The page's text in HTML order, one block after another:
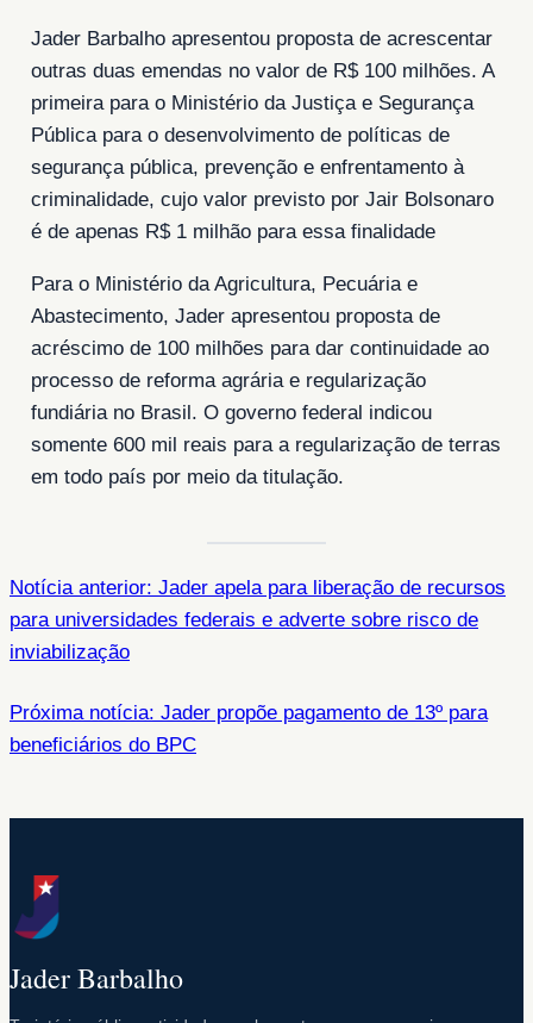
Jader Barbalho apresentou proposta de acrescentar
outras duas emendas no valor de R$ 100 milhões. A
primeira para o Ministério da Justiça e Segurança
Pública para o desenvolvimento de políticas de
segurança pública, prevenção e enfrentamento à
criminalidade, cujo valor previsto por Jair Bolsonaro
é de apenas R$ 1 milhão para essa finalidade
Para o Ministério da Agricultura, Pecuária e
Abastecimento, Jader apresentou proposta de
acréscimo de 100 milhões para dar continuidade ao
processo de reforma agrária e regularização
fundiária no Brasil. O governo federal indicou
somente 600 mil reais para a regularização de terras
em todo país por meio da titulação.
Notícia anterior: Jader apela para liberação de recursos
para universidades federais e adverte sobre risco de
inviabilização
Próxima notícia: Jader propõe pagamento de 13º para
beneficiários do BPC
Jader Barbalho